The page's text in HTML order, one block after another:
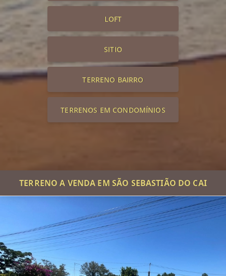
LOFT
SITIO
TERRENO BAIRRO
TERRENOS EM CONDOMÍNIOS
TERRENO A VENDA EM SÃO SEBASTIÃO DO CAI